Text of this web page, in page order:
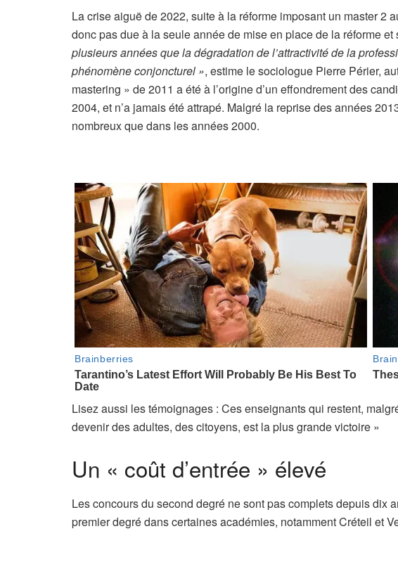
La crise aiguë de 2022, suite à la réforme imposant un master 2
donc pas due à la seule année de mise en place de la réforme et
plusieurs années que la dégradation de l’attractivité de la
phénomène conjoncturel », estime le sociologue Pierre Périer,
mastering » de 2011 a été à l’origine d’un effondrement des
2004, et n’a jamais été attrapé. Malgré la reprise des années
nombreux que dans les années 2000.
Lisez aussi les témoignages : A
r
c
l
e
Ces enseignants qui restent,
devenir des adultes, des citoyens, est la plus grande victoire »
Un « coût d’entrée » élevé
Les concours du second degré ne sont pas complets depuis dix
premier degré dans certaines académies, notamment Créteil et